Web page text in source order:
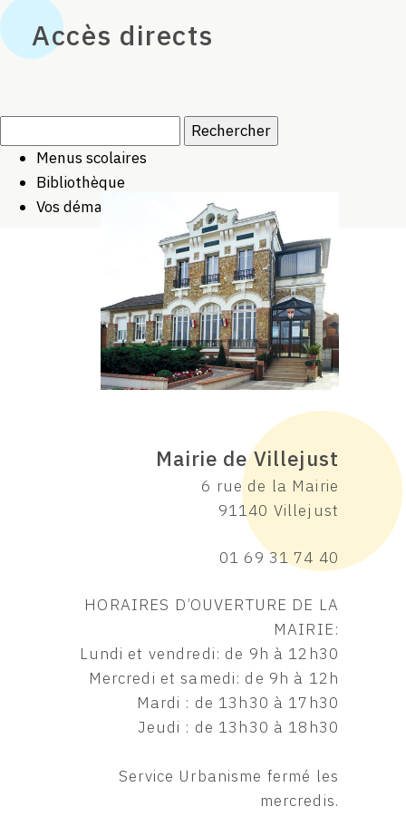
Accès directs
Menus scolaires
Bibliothèque
Vos démarches
Mairie de Villejust
6 rue de la Mairie
91140 Villejust
01 69 31 74 40
HORAIRES D’OUVERTURE DE LA
MAIRIE:
Lundi et vendredi: de 9h à 12h30
Mercredi et samedi: de 9h à 12h
Mardi : de 13h30 à 17h30
Jeudi : de 13h30 à 18h30
Service Urbanisme fermé les
mercredis.